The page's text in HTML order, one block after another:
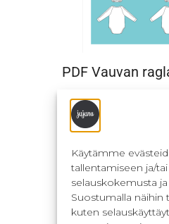
Käytämme
tallentamiseen ja/
selauskokemusta
Suostumalla näihin
kuten
PDF Vauvan
Valitse